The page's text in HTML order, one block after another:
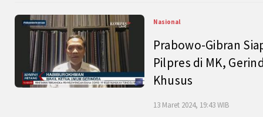
Nasional
Prabowo-Gibran
Pilpres di MK,
Khusus
13 Maret 2024, 19:43 WIB